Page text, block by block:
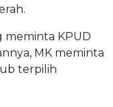
meminta KPUD
MK meminta
terpilih